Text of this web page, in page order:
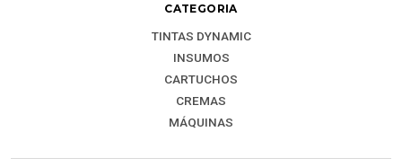
CATEGORIA
TINTAS DYNAMIC
INSUMOS
CARTUCHOS
CREMAS
MÁQUINAS